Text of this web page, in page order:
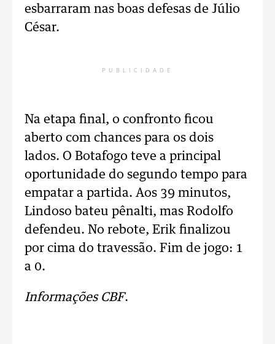
esbarraram nas boas defesas de Júlio
César.
PUBLICIDADE
Na etapa final, o confronto ficou
aberto com chances para os dois
lados. O Botafogo teve a principal
oportunidade do segundo tempo para
empatar a partida. Aos 39 minutos,
Lindoso bateu pênalti, mas Rodolfo
defendeu. No rebote, Erik finalizou
por cima do travessão. Fim de jogo: 1
a 0.
Informações CBF.